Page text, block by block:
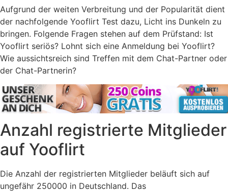
Aufgrund der weiten Verbreitung und der Popularität dient
der nachfolgende Yooflirt Test dazu, Licht ins Dunkeln zu
bringen. Folgende Fragen stehen auf dem Prüfstand: Ist
Yooflirt seriös? Lohnt sich eine Anmeldung bei Yooflirt?
Wie aussichtsreich sind Treffen mit dem Chat-Partner oder
der Chat-Partnerin?
Anzahl registrierte Mitglieder
auf Yooflirt
Die Anzahl der registrierten Mitglieder beläuft sich auf
ungefähr 250000 in Deutschland. Das